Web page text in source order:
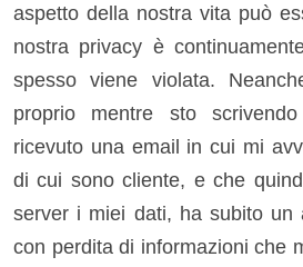
aspetto della nostra vita può
nostra privacy è
spesso viene violata.
proprio mentre sto
ricevuto una email in cui mi
di cui sono cliente, e che
server i miei dati, ha subito un
con perdita di informazioni che